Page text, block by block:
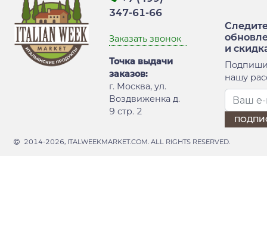
347-61-66
Заказать звонок
Точка выдачи
заказов:
г. Москва, ул.
Воздвиженка д.
9 стр. 2
и
нашу
2014-2026, ITALWEEKMARKET.COM. ALL RIGHTS RESERVED.